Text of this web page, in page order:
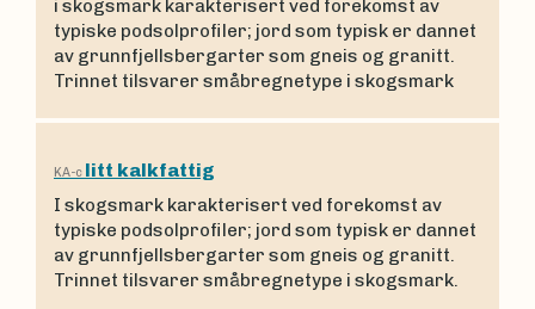
i skogsmark karakterisert ved forekomst av
typiske podsolprofiler; jord som typisk er dannet
av grunnfjellsbergarter som gneis og granitt.
Trinnet tilsvarer småbregnetype i skogsmark
KA-c litt kalkfattig
I skogsmark karakterisert ved forekomst av
typiske podsolprofiler; jord som typisk er dannet
av grunnfjellsbergarter som gneis og granitt.
Trinnet tilsvarer småbregnetype i skogsmark.